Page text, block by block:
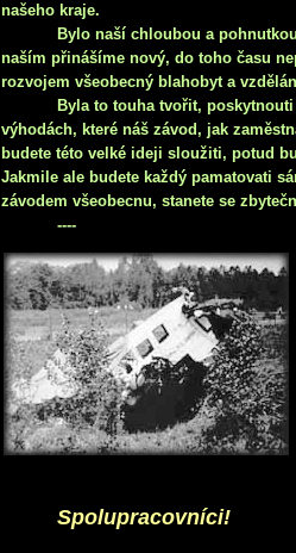
našeho kraje.
Bylo naší chloubou a
naším přinášíme nový, do toho času
rozvojem všeobecný blahobyt a
Byla to touha tvořit,
výhodách, které náš závod, jak
budete této velké ideji sloužiti, potud
Jakmile ale budete každý pamatovati
závodem všeobecnu, stanete se
----
Spolupracovníci!